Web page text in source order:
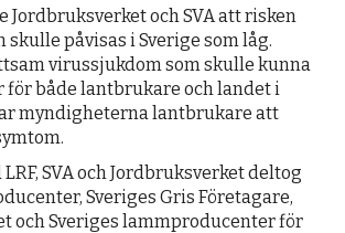
Jordbruksverket och SVA att risken
påvisas i Sverige som låg.
virussjukdom som skulle kunna
för både lantbrukare och landet i
myndigheterna lantbrukare att
SVA och Jordbruksverket deltog
Sveriges Gris Företagare,
och Sveriges lammproducenter för